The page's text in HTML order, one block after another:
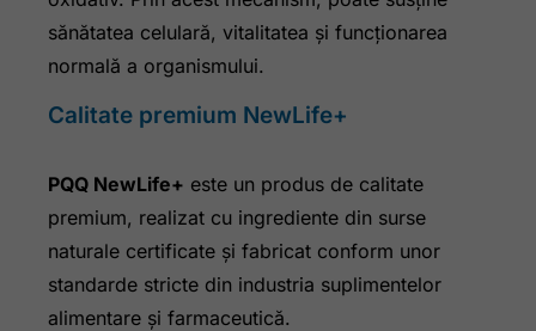
sănătatea celulară, vitalitatea și funcționarea
normală a organismului.
Calitate premium NewLife+
PQQ NewLife+ este un produs de calitate
premium, realizat cu ingrediente din surse
naturale certificate și fabricat conform unor
standarde stricte din industria suplimentelor
alimentare și farmaceutică.